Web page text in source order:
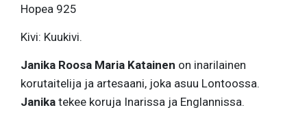
Hopea 925
Kivi: Kuukivi.
Janika Roosa Maria Katainen on inarilainen
korutaitelija ja artesaani, joka asuu Lontoossa.
Janika tekee koruja Inarissa ja Englannissa.